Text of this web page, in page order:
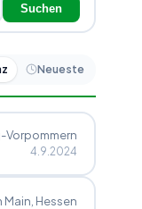
Suchen
Neueste
Vorpommern
4.9.2024
Main , Hessen